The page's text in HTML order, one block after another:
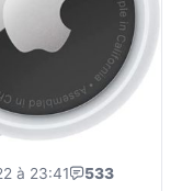
à 23:41 533